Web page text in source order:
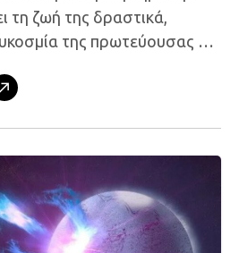
τη ζωή της δραστικά,
της πρωτεύουσας και